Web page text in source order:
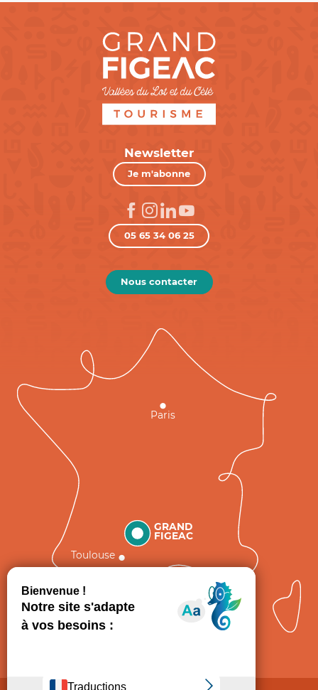
Newsletter
Je m'abonne
05 65 34 06 25
Nous contacter
GRAND
FIGEAC
Toulouse
Paris